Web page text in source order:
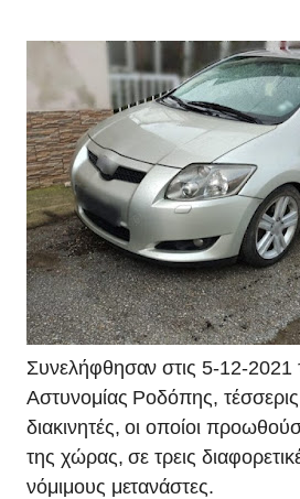
Συνελήφθησαν στις 5-12-2021
Αστυνομίας Ροδόπης,
διακινητές, οι οποίοι
της χώρας, σε τρεις
νόμιμους μετανάστες.